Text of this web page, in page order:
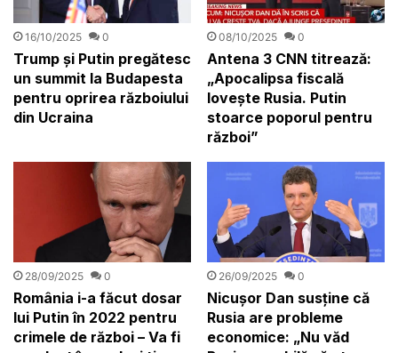
16/10/2025 0
Trump și Putin pregătesc
un summit la Budapesta
pentru oprirea războiului
din Ucraina
08/10/2025 0
Antena 3 CNN titrează:
„Apocalipsa fiscală
lovește Rusia. Putin
stoarce poporul pentru
război”
28/09/2025 0
România i-a făcut dosar
lui Putin în 2022 pentru
crimele de război – Va fi
26/09/2025 0
Nicușor Dan susține că
Rusia are probleme
economice: „Nu văd